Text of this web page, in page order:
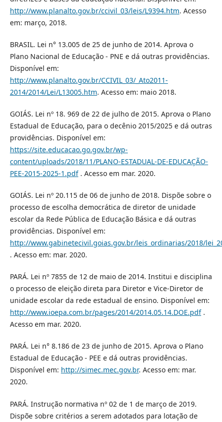
http://www.planalto.gov.br/ccivil_03/leis/L9394.htm. Acesso
em: março, 2018.
BRASIL. Lei n° 13.005 de 25 de junho de 2014. Aprova o
Plano Nacional de Educação - PNE e dá outras providências.
Disponível em:
http://www.planalto.gov.br/CCIVIL_03/_Ato2011-
2014/2014/Lei/L13005.htm. Acesso em: maio 2018.
GOIÁS. Lei nº 18. 969 de 22 de julho de 2015. Aprova o Plano
Estadual de Educação, para o decênio 2015/2025 e dá outras
providências. Disponível em:
https://site.educacao.go.gov.br/wp-
content/uploads/2018/11/PLANO-ESTADUAL-DE-EDUCAÇÃO-
PEE-2015-2025-1.pdf. Acesso em mar. 2020.
GOIÁS. Lei nº 20.115 de 06 de junho de 2018. Dispõe sobre o
processo de escolha democrática de diretor de unidade
escolar da Rede Pública de Educação Básica e dá outras
providências. Disponível em:
http://www.gabinetecivil.goias.gov.br/leis_ordinarias/2018/
. Acesso em: mar. 2020.
PARÁ. Lei nº 7855 de 12 de maio de 2014. Institui e disciplina
o processo de eleição direta para Diretor e Vice-Diretor de
unidade escolar da rede estadual de ensino. Disponível em:
http://www.ioepa.com.br/pages/2014/2014.05.14.DOE.pdf.
Acesso em mar. 2020.
PARÁ. Lei n° 8.186 de 23 de junho de 2015. Aprova o Plano
Estadual de Educação - PEE e dá outras providências.
Disponível em: http://simec.mec.gov.br. Acesso em: mar.
2020.
PARÁ. Instrução normativa nº 02 de 1 de março de 2019.
Dispõe sobre critérios a serem adotados para lotação de